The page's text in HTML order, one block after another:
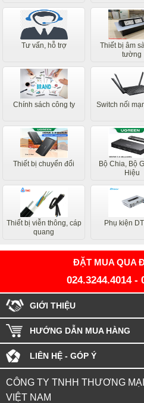
Tư vấn, hỗ trợ
Thiết bị âm
tường
Chính sách công ty Switch nối
Thiết bị chuyển đổi
Bộ Chia, Bộ
Hiệu
Thiết bị viễn thông, cáp
quang
Phụ kiện
ĐẶT MUA QUA
024.3244.4014-
GIỚI THIỆU
HƯỚNG DẪN MUA HÀNG
LIÊN HỆ - GÓP Ý
CÔNG TY TNHH THƯƠNG
VIỆT NAM